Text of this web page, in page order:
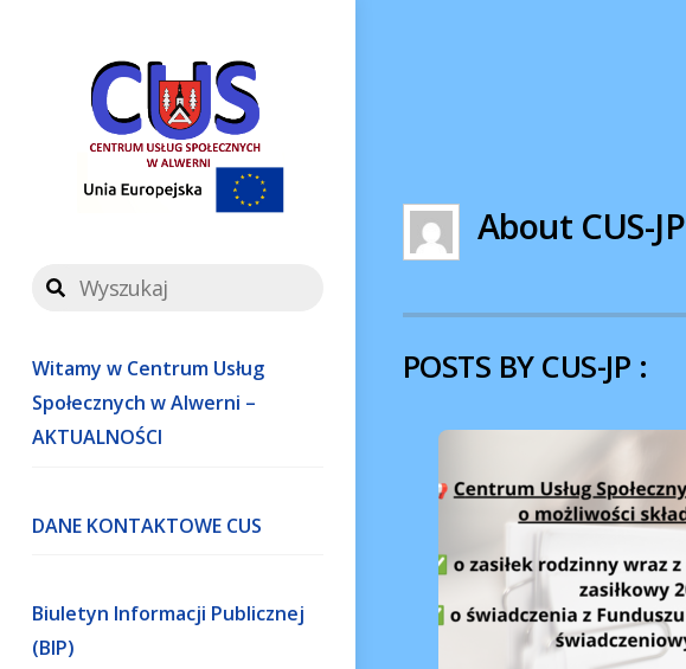
Witamy w Centrum Usług
Społecznych w Alwerni –
AKTUALNOŚCI
DANE KONTAKTOWE CUS
Biuletyn Informacji Publicznej
(BIP)
About CUS-JP
POSTS BY CUS-JP :